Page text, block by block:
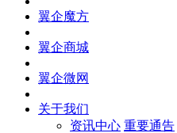
翼企魔方
翼企商城
翼企微网
关于我们
资讯中心 重要通告